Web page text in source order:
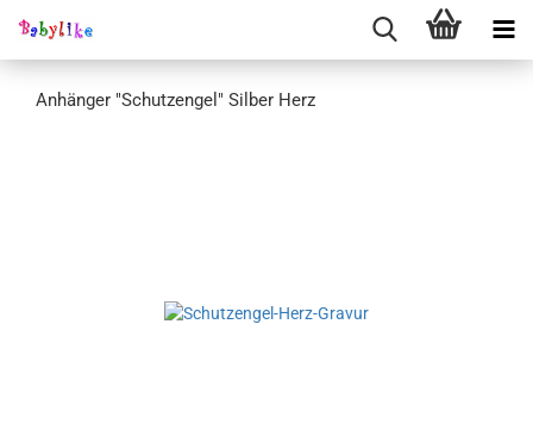
Anhänger "Schutzengel" Silber Herz